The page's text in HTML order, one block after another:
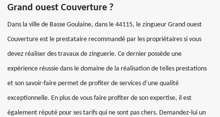
Grand ouest Couverture ?
Dans la ville de Basse Goulaine, dans le 44115, le zingueur Grand ouest
Couverture est le prestataire recommandé par les propriétaires si vous
devez réaliser des travaux de zinguerie. Ce dernier possède une
expérience réussie dans le domaine de la réalisation de telles prestations
et son savoir-faire permet de profiter de services d’une qualité
exceptionnelle. En plus de vous faire profiter de son expertise, il est
également réputé pour ses tarifs qui ne sont pas chers. Demandez-lui un